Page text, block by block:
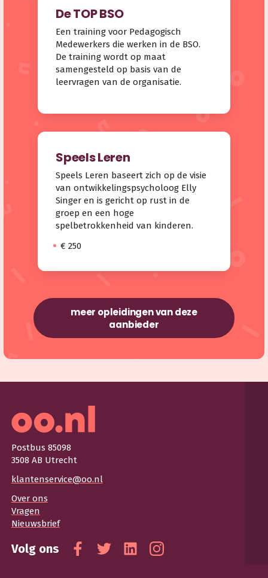
De TOP BSO
Een training voor Pedagogisch
Medewerkers die werken in de BSO.
De training wordt op maat
samengesteld op basis van de
leervragen van de organisatie.
Speels Leren
Speels Leren baseert zich op de visie
van ontwikkelingspsycholoog Elly
Singer en is gericht op rust in de
groep en een hoge
spelbetrokkenheid van kinderen.
€ 250
meer opleidingen van deze
aanbieder
Postbus 85098
3508 AB Utrecht
klantenservice@oo.nl
Over ons
Vragen
Nieuwsbrief
Volg ons
Facebook
TwitterLinkedinInstagram